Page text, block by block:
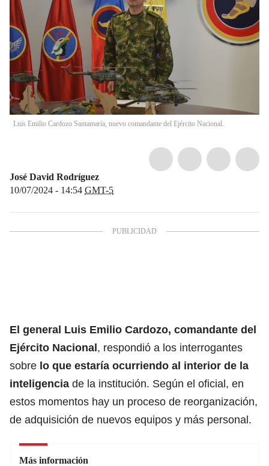
Luis Emilio Cardozo Santamaría, nuevo comandante del Ejército Nacional.
José David Rodríguez
10/07/2024 - 14:54 GMT-5
El general Luis Emilio Cardozo, comandante del
Ejército Nacional, respondió a los interrogantes
sobre lo que estaría ocurriendo al interior de la
inteligencia de la institución. Según el oficial, en
estos momentos hay un proceso de reorganización,
de adquisición de nuevos equipos y más personal.
Más información